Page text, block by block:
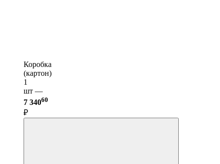
Коробка
(картон)
1
шт —
7 34060
₽